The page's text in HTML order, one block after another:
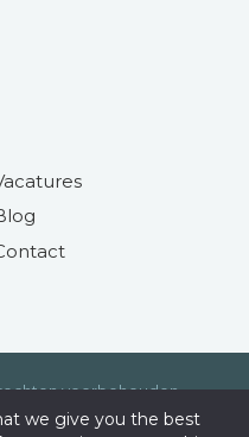
voorbehouden.
we give you the best